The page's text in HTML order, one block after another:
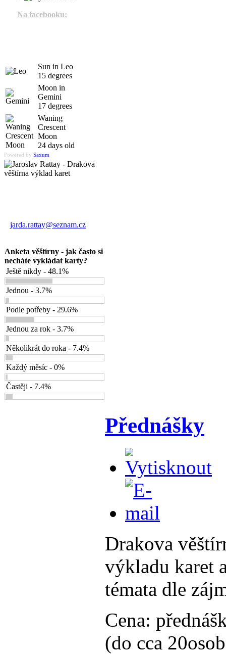
Na facebooku:
Sun in Leo
15 degrees
Moon in
Gemini
17 degrees
Waning
Crescent
Moon
24 days old
Powered by Saxum
jarda.rattay@seznam.cz
Anketa věštírny - jak často si
necháte vykládat karty?
Ještě nikdy - 48.1%
Jednou - 3.7%
Podle potřeby - 29.6%
Jednou za rok - 3.7%
Několikrát do roka - 7.4%
Každý měsíc - 0%
Častěji - 7.4%
Přednášky
Drakova
výkladu karet
témata dle
Cena:
(do cca